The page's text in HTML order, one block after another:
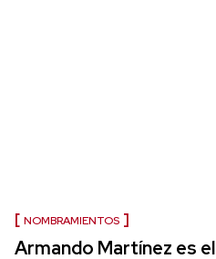
NOMBRAMIENTOS
Armando Martínez es